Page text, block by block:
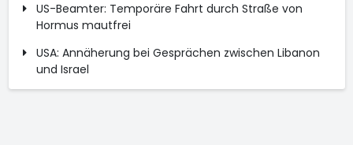
US-Beamter: Temporäre Fahrt durch Straße von
Hormus mautfrei
USA: Annäherung bei Gesprächen zwischen Libanon
und Israel